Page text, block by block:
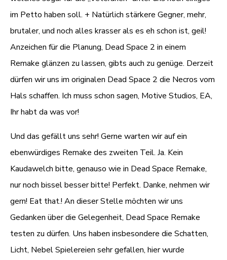
im Petto haben soll. + Natürlich stärkere Gegner, mehr,
brutaler, und noch alles krasser als es eh schon ist, geil!
Anzeichen für die Planung, Dead Space 2 in einem
Remake glänzen zu lassen, gibts auch zu genüge. Derzeit
dürfen wir uns im originalen Dead Space 2 die Necros vom
Hals schaffen. Ich muss schon sagen, Motive Studios, EA,
Ihr habt da was vor!
Und das gefällt uns sehr! Gerne warten wir auf ein
ebenwürdiges Remake des zweiten Teil. Ja. Kein
Kaudawelch bitte, genauso wie in Dead Space Remake,
nur noch bissel besser bitte! Perfekt. Danke, nehmen wir
gern! Eat that.! An dieser Stelle möchten wir uns
Gedanken über die Gelegenheit, Dead Space Remake
testen zu dürfen. Uns haben insbesondere die Schatten,
Licht, Nebel Spielereien sehr gefallen, hier wurde